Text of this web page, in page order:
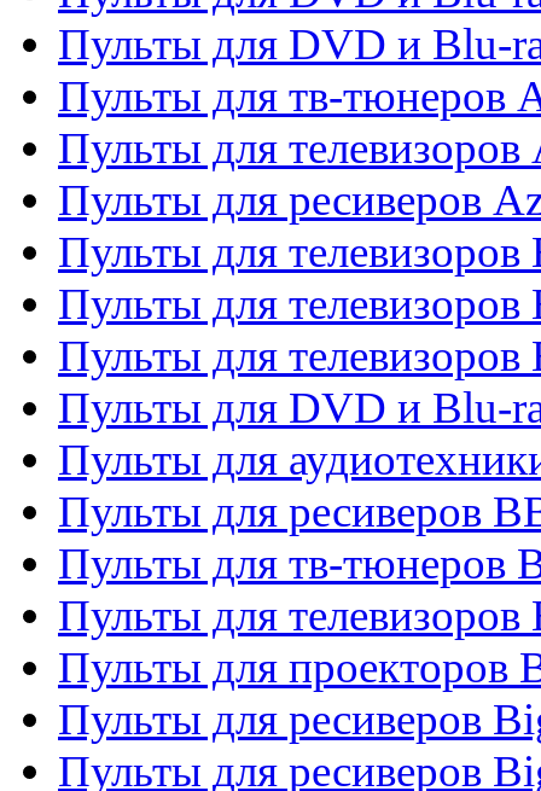
Пульты для DVD и Blu-
Пульты для тв-тюнеров
Пульты для телевизоров
Пульты для ресиверов
Пульты для
Пульты для
Пульты для
Пульты для DVD и Blu-
Пульты для
Пульты для ресиверов
Пульты для тв-тюнеров
Пульты для телевизоров
Пульты для проекторов
Пульты для ресиверов
Пульты для ресиверов